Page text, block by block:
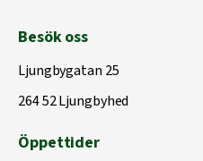
Besök oss
Ljungbygatan 25
264 52 Ljungbyhed
Öppettider